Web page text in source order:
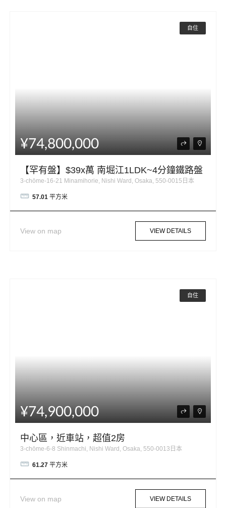
自住
¥74,800,000
【罕有盤】$39x萬 南堀江1LDK~4分鐘鐵路盤
3-chōme-16-21 Minamihorie, Nishi Ward, Osaka, 550-0015日本
57.01 平方米
View on map VIEW DETAILS
自住
¥74,900,000
中心區，近車站，超值2房
3-chōme-6-8 Shinmachi, Nishi Ward, Osaka, 550-0013日本
61.27 平方米
View on map VIEW DETAILS